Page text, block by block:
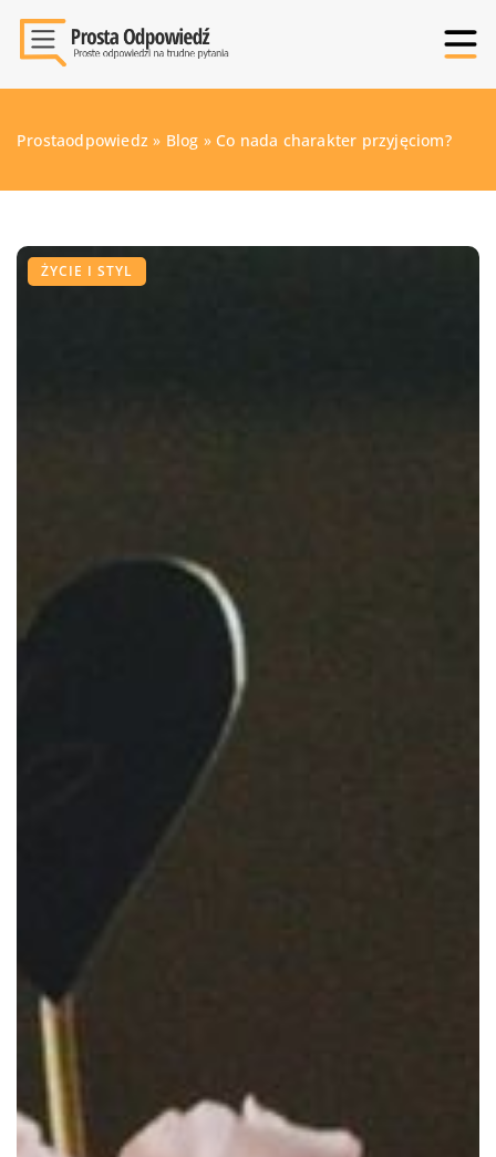
Prostaodpowiedz » Blog » Co nada charakter przyjęciom?
ŻYCIE I STYL